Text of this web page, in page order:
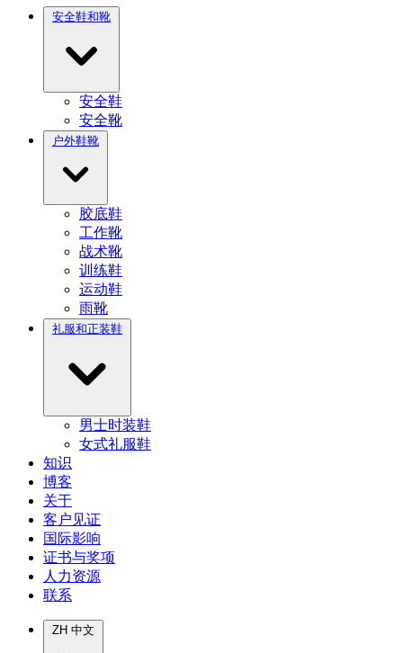
安全鞋和靴
安全鞋
安全靴
户外鞋靴
胶底鞋
工作靴
战术靴
训练鞋
运动鞋
雨靴
礼服和正装鞋
男士时装鞋
女式礼服鞋
知识
博客
关于
客户见证
国际影响
证书与奖项
人力资源
联系
ZH 中文